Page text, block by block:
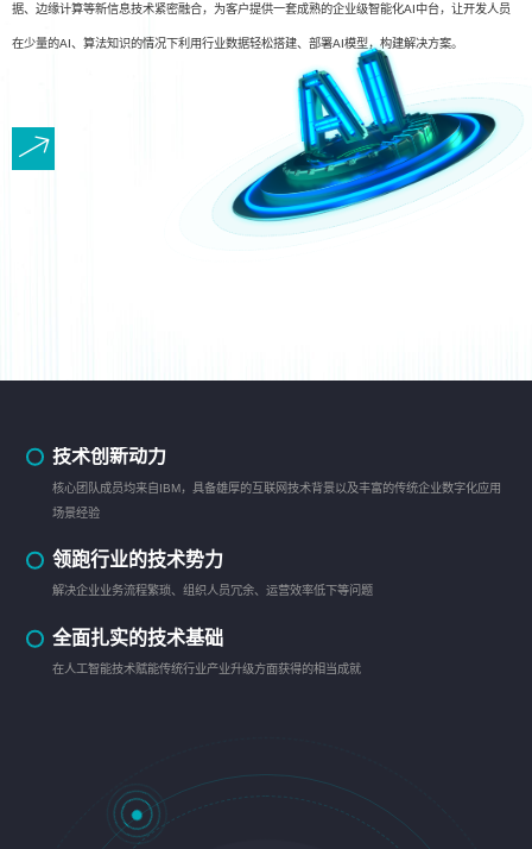
据、边缘计算等新信息技术紧密融合，为客户提供一套成熟的企业级智能化AI中台，让开发人员
在少量的AI、算法知识的情况下利用行业数据轻松搭建、部署AI模型，构建解决方案。
技术创新动力
核心团队成员均来自IBM，具备雄厚的互联网技术背景以及丰富的传统企业数字化应用
场景经验
领跑行业的技术势力
解决企业业务流程繁琐、组织人员冗余、运营效率低下等问题
全面扎实的技术基础
在人工智能技术赋能传统行业产业升级方面获得的相当成就